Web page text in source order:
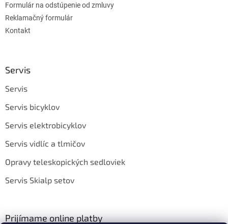
Formulár na odstúpenie od zmluvy
Reklamačný formulár
Kontakt
Servis
Servis
Servis bicyklov
Servis elektrobicyklov
Servis vidlíc a tlmičov
Opravy teleskopických sedloviek
Servis Skialp setov
Prijímame online platby